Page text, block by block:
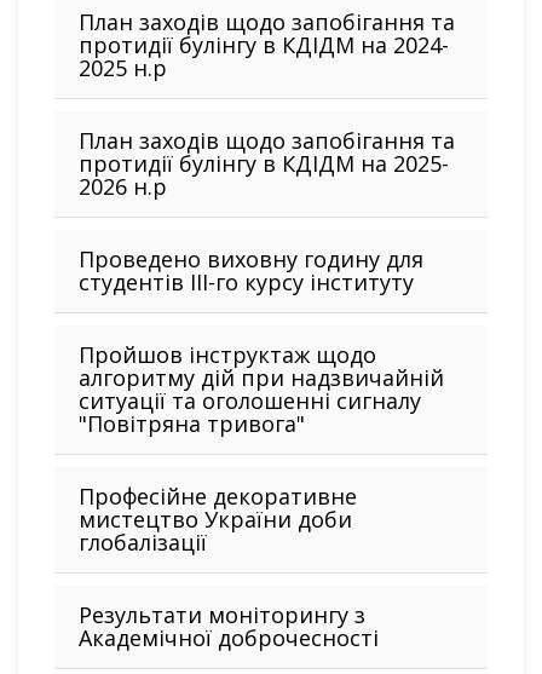
План заходів щодо запобігання та
протидії булінгу в КДІДМ на 2024-
2025 н.р
План заходів щодо запобігання та
протидії булінгу в КДІДМ на 2025-
2026 н.р
Проведено виховну годину для
студентів III-го курсу інституту
Пройшов інструктаж щодо
алгоритму дій при надзвичайній
ситуації та оголошенні сигналу
"Повітряна тривога"
Професійне декоративне
мистецтво України доби
глобалізації
Результати моніторингу з
Академічної доброчесності